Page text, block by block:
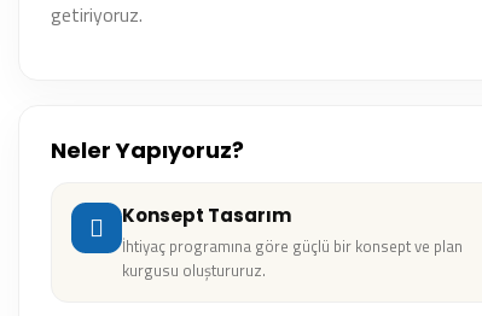
getiriyoruz.
Neler Yapıyoruz?
Konsept Tasarım
İhtiyaç programına göre güçlü bir konsept ve plan
kurgusu oluştururuz.